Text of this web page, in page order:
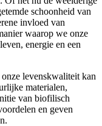
schoonheid van
invloed van
waarop we onze
energie en een
levenskwaliteit kan
materialen,
van biofilisch
en geven